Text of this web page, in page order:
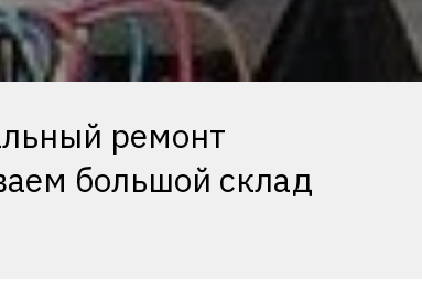
ремонт
большой склад